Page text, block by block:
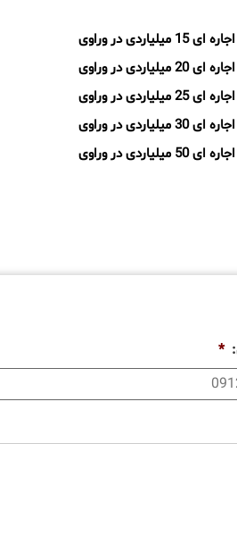
میلیاردی در وراوی
میلیاردی در وراوی
میلیاردی در وراوی
میلیاردی در وراوی
میلیاردی در وراوی
*